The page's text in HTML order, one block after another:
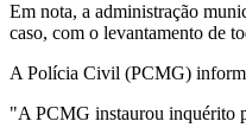
Em nota, a administração
caso, com o levantamento de
A Polícia Civil (PCMG)
"A PCMG instaurou inquérito